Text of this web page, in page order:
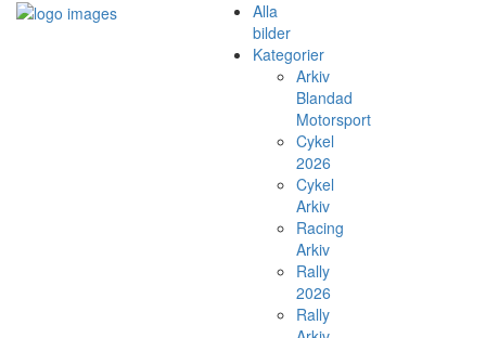
Alla
bilder
Kategorier
Arkiv
Blandad
Motorsport
Cykel
2026
Cykel
Arkiv
Racing
Arkiv
Rally
2026
Rally